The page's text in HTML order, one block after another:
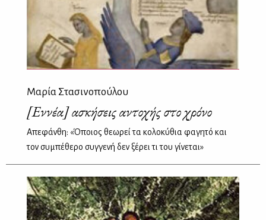
Μαρία Στασινοπούλου
[Εννέα] ασκήσεις αντοχής στο χρόνο
Aπεφάνθη: «Όποιος θεωρεί τα κολοκύθια φαγητό και
τον συμπέθερο συγγενή δεν ξέρει τι του γίνεται»